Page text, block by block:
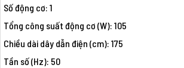
Số động cơ: 1
Tổng công suất động cơ (W): 105
Chiều dài dây dẫn điện (cm): 175
Tần số (Hz): 50